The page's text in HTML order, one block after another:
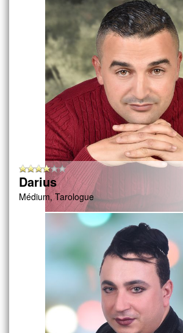
Darius
Médium, Tarologue